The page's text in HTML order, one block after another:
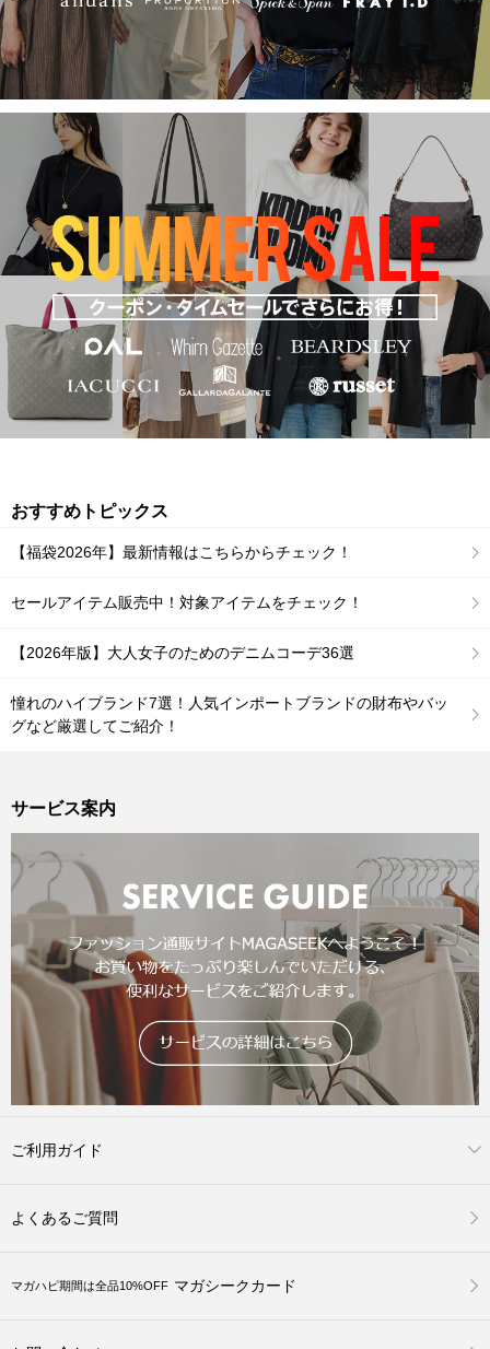
おすすめトピックス
【福袋2026年】最新情報はこちらからチェック！
セールアイテム販売中！対象アイテムをチェック！
【2026年版】大人女子のためのデニムコーデ36選
憧れのハイブランド7選！人気インポートブランドの財布やバッ
グなど厳選してご紹介！
サービス案内
ご利用ガイド
よくあるご質問
マガハピ期間は全品10%OFF マガシークカード